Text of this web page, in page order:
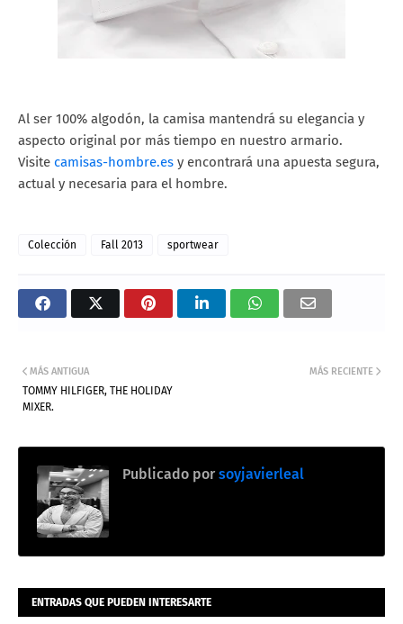
Al ser 100% algodón, la camisa mantendrá su elegancia y
aspecto original por más tiempo en nuestro armario.
Visite camisas-hombre.es y encontrará una apuesta segura,
actual y necesaria para el hombre.
Colección Fall 2013 sportwear
MÁS RECIENTE
MÁS ANTIGUA
TOMMY HILFIGER, THE HOLIDAY
MIXER.
Publicado por soyjavierleal
ENTRADAS QUE PUEDEN INTERESARTE